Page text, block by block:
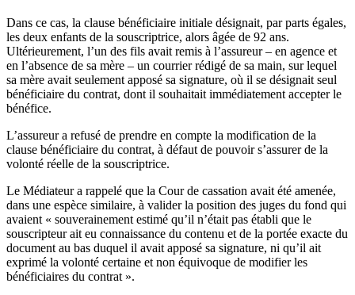
Dans ce cas, la clause bénéficiaire initiale désignait, par parts égales,
les deux enfants de la souscriptrice, alors âgée de 92 ans.
Ultérieurement, l’un des fils avait remis à l’assureur – en agence et
en l’absence de sa mère – un courrier rédigé de sa main, sur lequel
sa mère avait seulement apposé sa signature, où il se désignait seul
bénéficiaire du contrat, dont il souhaitait immédiatement accepter le
bénéfice.
L’assureur a refusé de prendre en compte la modification de la
clause bénéficiaire du contrat, à défaut de pouvoir s’assurer de la
volonté réelle de la souscriptrice.
Le Médiateur a rappelé que la Cour de cassation avait été amenée,
dans une espèce similaire, à valider la position des juges du fond qui
avaient « souverainement estimé qu’il n’était pas établi que le
souscripteur ait eu connaissance du contenu et de la portée exacte du
document au bas duquel il avait apposé sa signature, ni qu’il ait
exprimé la volonté certaine et non équivoque de modifier les
bénéficiaires du contrat ».